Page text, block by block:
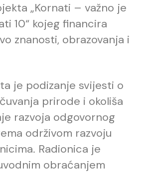
„Kornati – važno je
10“ kojeg financira
znanosti, obrazovanja i
je podizanje svijesti o
prirode i okoliša
razvoja odgovornog
održivom razvoju
Radionica je
obraćanjem